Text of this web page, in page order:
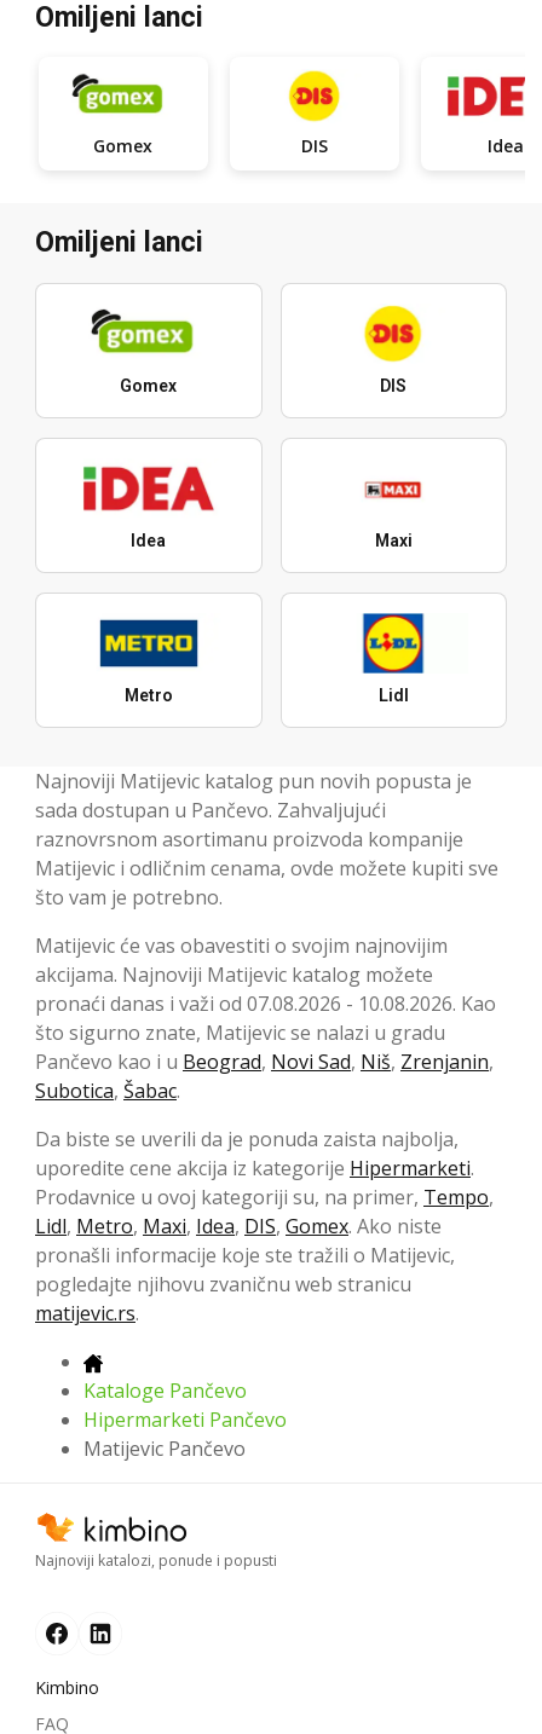
Omiljeni lanci
Gomex DIS Idea
Omiljeni lanci
Gomex DIS
Idea Maxi
Metro Lidl
Najnoviji Matijevic katalog pun novih popusta je
sada dostupan u Pančevo. Zahvaljujući
raznovrsnom asortimanu proizvoda kompanije
Matijevic i odličnim cenama, ovde možete kupiti sve
što vam je potrebno.
Matijevic će vas obavestiti o svojim najnovijim
akcijama. Najnoviji Matijevic katalog možete
pronaći danas i važi od 07.08.2026 - 10.08.2026. Kao
što sigurno znate, Matijevic se nalazi u gradu
Pančevo kao i u Beograd, Novi Sad, Niš, Zrenjanin,
Subotica, Šabac.
Da biste se uverili da je ponuda zaista najbolja,
uporedite cene akcija iz kategorije Hipermarketi.
Prodavnice u ovoj kategoriji su, na primer, Tempo,
Lidl, Metro, Maxi, Idea, DIS, Gomex. Ako niste
pronašli informacije koje ste tražili o Matijevic,
pogledajte njihovu zvaničnu web stranicu
matijevic.rs.
Kataloge Pančevo
Hipermarketi Pančevo
Matijevic Pančevo
Najnoviji katalozi, ponude i popusti
Kimbino
FAQ